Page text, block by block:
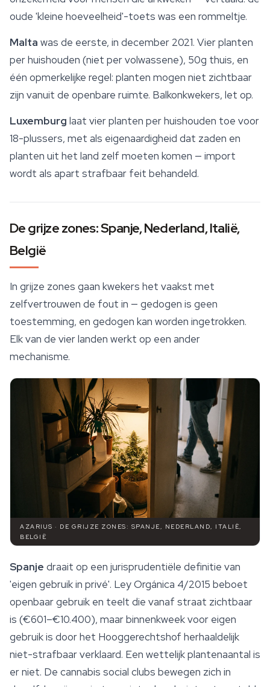
oude 'kleine hoeveelheid'-toets was een rommeltje.
Malta was de eerste, in december 2021. Vier planten
per huishouden (niet per volwassene), 50g thuis, en
één opmerkelijke regel: planten mogen niet zichtbaar
zijn vanuit de openbare ruimte. Balkonkwekers, let op.
Luxemburg laat vier planten per huishouden toe voor
18-plussers, met als eigenaardigheid dat zaden en
planten uit het land zelf moeten komen — import
wordt als apart strafbaar feit behandeld.
De grijze zones: Spanje, Nederland, Italië,
België
In grijze zones gaan kwekers het vaakst met
zelfvertrouwen de fout in — gedogen is geen
toestemming, en gedogen kan worden ingetrokken.
Elk van de vier landen werkt op een ander
mechanisme.
AZARIUS · DE GRIJZE ZONES: SPANJE, NEDERLAND, ITALIË,
BELGIË
Spanje draait op een jurisprudentiële definitie van
'eigen gebruik in privé'. Ley Orgánica 4/2015 beboet
openbaar gebruik en teelt die vanaf straat zichtbaar
is (€601–€10.400), maar binnenkweek voor eigen
gebruik is door het Hooggerechtshof herhaaldelijk
niet-strafbaar verklaard. Een wettelijk plantenaantal is
er niet. De cannabis social clubs bewegen zich in